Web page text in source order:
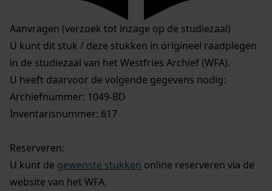
Aanvragen (verzoek tot inzage op de studiezaal)
U kunt dit stuk / deze stukken in origineel raadplegen
in de studiezaal van het Westfries Archief (WFA).
U heeft daarvoor de volgende gegevens nodig:
Archiefnummer: 1049-BD
Inventarisnummer: 617
Reserveren:
U kunt de gewenste stukken online reserveren via de
website van het WFA.